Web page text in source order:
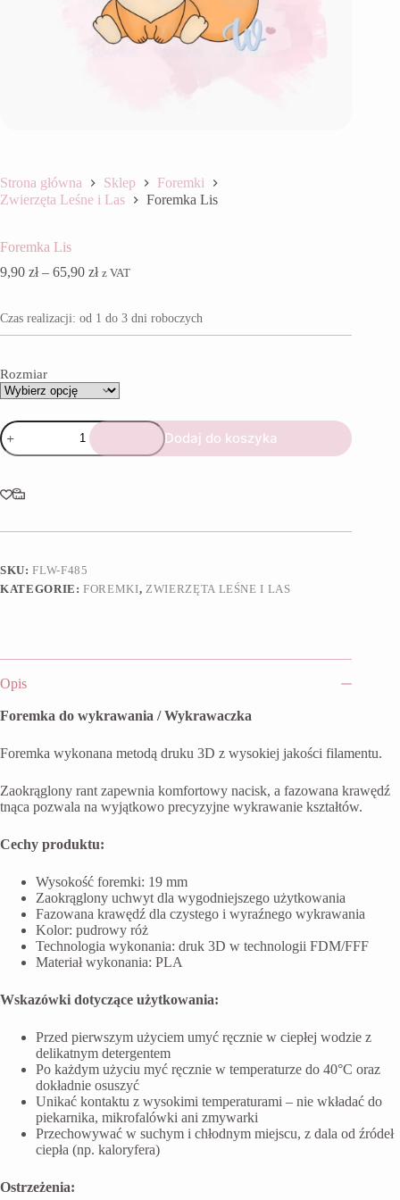
Strona główna Sklep
Foremki
Zwierzęta Leśne i Las
Foremka Lis
Foremka Lis
9,90 zł – 65,90 złZakres
9,90 zł
do
z VAT
Czas realizacji: od 1 do 3 dni roboczych
Rozmiar
ilość
Foremka
Lis
Dodaj do koszyka
SKU:FLW-F485
KATEGORIE:FOREMKI, ZWIERZĘTA LEŚNE I LAS
Opis
Foremka do wykrawania / Wykrawaczka
Foremka wykonana metodą druku 3D z wysokiej jakości filamentu.
Zaokrąglony rant zapewnia komfortowy nacisk, a fazowana krawędź
tnąca pozwala na wyjątkowo precyzyjne wykrawanie kształtów.
Cechy produktu:
Wysokość foremki: 19 mm
Zaokrąglony uchwyt dla wygodniejszego użytkowania
Fazowana krawędź dla czystego i wyraźnego wykrawania
Kolor: pudrowy róż
Technologia wykonania: druk 3D w technologii FDM/FFF
Materiał wykonania: PLA
Wskazówki dotyczące użytkowania:
Przed pierwszym użyciem umyć ręcznie w ciepłej wodzie z
delikatnym detergentem
Po każdym użyciu myć ręcznie w temperaturze do 40°C oraz
dokładnie osuszyć
Unikać kontaktu z wysokimi temperaturami – nie wkładać do
piekarnika, mikrofalówki ani zmywarki
Przechowywać w suchym i chłodnym miejscu, z dala od źródeł
ciepła (np. kaloryfera)
Ostrzeżenia: